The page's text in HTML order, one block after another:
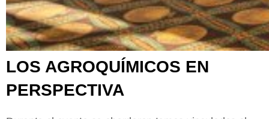
LOS AGROQUÍMICOS EN
PERSPECTIVA